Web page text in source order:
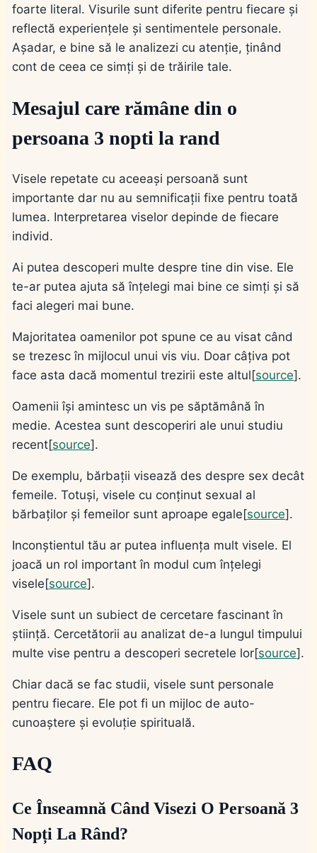
foarte literal. Visurile sunt diferite pentru fiecare și
reflectă experiențele și sentimentele personale.
Așadar, e bine să le analizezi cu atenție, ținând
cont de ceea ce simți și de trăirile tale.
Mesajul care rămâne din o
persoana 3 nopti la rand
Visele repetate cu aceeași persoană sunt
importante dar nu au semnificații fixe pentru toată
lumea. Interpretarea viselor depinde de fiecare
individ.
Ai putea descoperi multe despre tine din vise. Ele
te-ar putea ajuta să înțelegi mai bine ce simți și să
faci alegeri mai bune.
Majoritatea oamenilor pot spune ce au visat când
se trezesc în mijlocul unui vis viu. Doar câțiva pot
face asta dacă momentul trezirii este altul[source].
Oamenii își amintesc un vis pe săptămână în
medie. Acestea sunt descoperiri ale unui studiu
recent[source].
De exemplu, bărbații visează des despre sex decât
femeile. Totuși, visele cu conținut sexual al
bărbaților și femeilor sunt aproape egale[source].
Inconștientul tău ar putea influența mult visele. El
joacă un rol important în modul cum înțelegi
visele[source].
Visele sunt un subiect de cercetare fascinant în
știință. Cercetătorii au analizat de-a lungul timpului
multe vise pentru a descoperi secretele lor[source].
Chiar dacă se fac studii, visele sunt personale
pentru fiecare. Ele pot fi un mijloc de auto-
cunoaștere și evoluție spirituală.
FAQ
Ce Înseamnă Când Visezi O Persoană 3
Nopți La Rând?